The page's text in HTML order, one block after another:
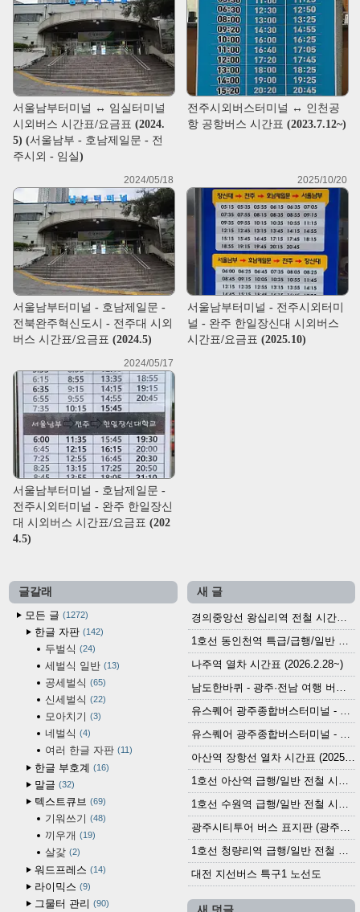
서울남부터미널 ↔ 임실터미널
시외버스 시간표/요금표 (2024.
5) (서울남부 - 호남제일문 - 전
주시외 - 임실)
전주시외버스터미널 ↔ 인천공
항 공항버스 시간표 (2023.7.12~)
2024/05/18
서울남부터미널 - 호남제일문 -
전북완주혁신도시 - 전주대 시외
버스 시간표/요금표 (2024.5)
2025/10/20
서울남부터미널 - 전주시외터미
널 - 완주 한일장신대 시외버스
시간표/요금표 (2025.10)
2024/05/17
서울남부터미널 - 호남제일문 -
전주시외터미널 - 완주 한일장신
대 시외버스 시간표/요금표 (202
4.5)
글갈래
모든 글
1272
한글 자판 142
두벌식 24
세벌식 일반 13
공세벌식 65
신세벌식 22
모아치기 3
네벌식 4
여러 한글 자판 11
한글 부호계 16
말글 32
텍스트큐브 69
기워쓰기 48
끼우개 19
살갗 2
워드프레스 14
라이믹스 9
그물터 관리 90
새 글
경의중앙선 왕십리역 전철 시간표 (2026.4.20~)
1호선 동인천역 특급/급행/일반 전철 시간표 (2026.2.28~)
나주역 열차 시간표 (2026.2.28~)
남도한바퀴 - 광주·전남 여행 버스 노선 (2026.3.1~5.31)
유스퀘어 광주종합버스터미널 - 곡성,순천／화순,보성,율포 방면 시외버스 시간표 (2026.1.31)
유스퀘어 광주종합버스터미널 - 담양, 순창, 남원, 무주, 장수, 거창, 대구 방면 시외버스 시간표 (2026...
아산역 장항선 열차 시간표 (2025.12.30 기준) (무궁화호, ITX-마음, 새마을호, 서해금빛열차)
1호선 아산역 급행/일반 전철 시간표 (2025.12.30~)
1호선 수원역 급행/일반 전철 시간표 (2025.12.30~)
광주시티투어 버스 표지판 (광주역 정류장) (2024?)
1호선 청량리역 급행/일반 전철 시간표 · 노선도 (2025.12.30~)
대전 지선버스 특구1 노선도